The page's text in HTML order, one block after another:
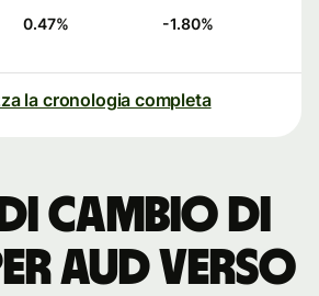
0.47% -1.80%
la cronologia completa
cambio di
AUD verso